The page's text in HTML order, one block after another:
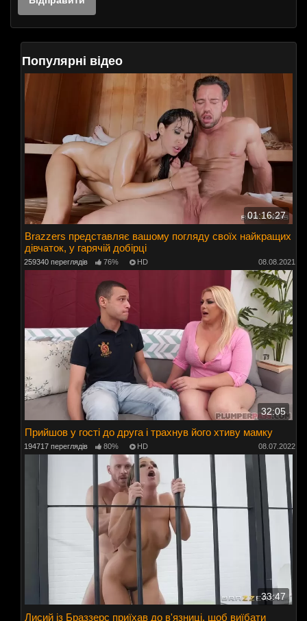
Популярні відео
01:16:27
Brazzers представляє вашому погляду своїх найкращих
дівчаток, у гарячій добірці
259340 переглядів 76% HD 08.08.2021
32:05
Прийшов у гості до друга і трахнув його хтиву мамку
194717 переглядів 80% HD 08.07.2022
33:47
Лисий із Браззерс приїхав до в'язниці, щоб виїбати